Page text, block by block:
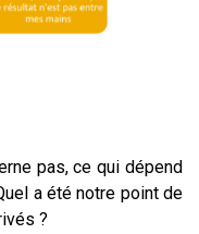
pas, ce qui dépend
a été notre point de
?